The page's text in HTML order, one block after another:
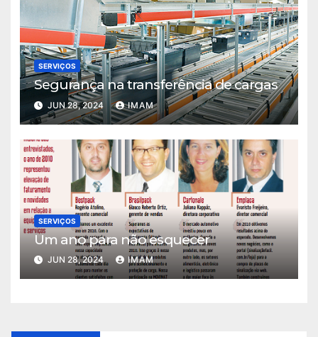
SERVIÇOS
Segurança na transferência de cargas
JUN 28, 2024 IMAM
SERVIÇOS
Um ano para não esquecer
JUN 28, 2024 IMAM